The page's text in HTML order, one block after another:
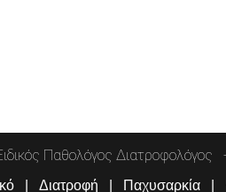
Παθολόγος Διατροφολόγος
Διατροφή Παχυσαρκία